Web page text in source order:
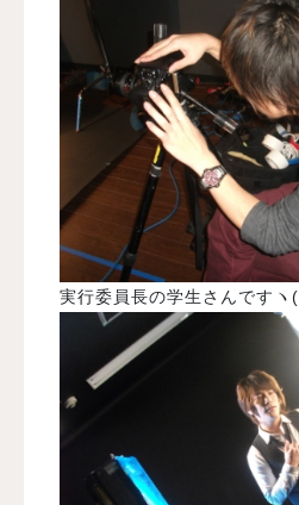
実行委員長の学生さんです